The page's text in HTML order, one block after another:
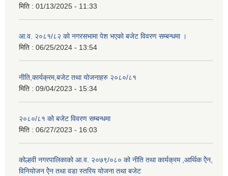
मिति : 01/13/2025 - 11:33
आ.व. २०८१/८२ को नगरसभामा पेश भएको बजेट विवरण सम्बन्धमा ।
मिति : 06/25/2024 - 13:54
नीति,कार्यक्रम,बजेट तथा योजनाहरु २०८०/८१
मिति : 09/04/2023 - 15:34
२०८०/८१ को बजेट विवरण सम्बन्धमा
मिति : 06/27/2023 - 16:03
कोल्हवी नगरपालिकाको आ.व. २०७९/०८० को नीति तथा कार्यक्रम ,आर्थिक ऐेन,
विनियोजन ऐेन तथा वडा स्तरिय योजना तथा बजेट